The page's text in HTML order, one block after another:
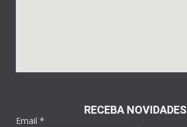
RECEBA NOVIDADES
Email *